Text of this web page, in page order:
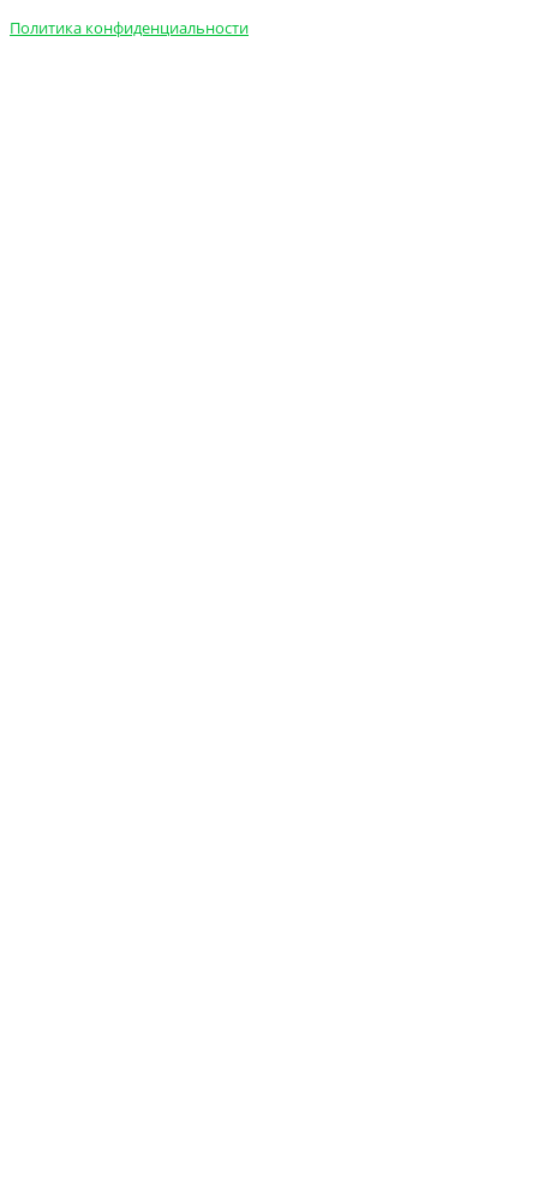
Политика конфиденциальности